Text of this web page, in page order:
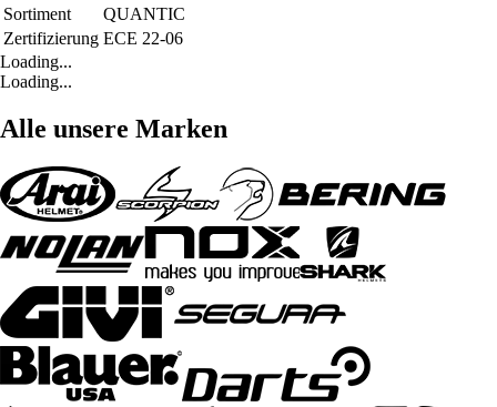
Sortiment
QUANTIC
Zertifizierung ECE 22-06
Loading...
Loading...
Alle unsere Marken